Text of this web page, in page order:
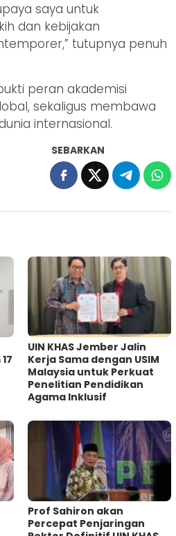
saya untuk
dan kebijakan
tutupnya penuh
peran akademisi
sekaligus membawa
internasional.
SEBARKAN
UIN KHAS Jember Jalin
Kerja Sama dengan USIM
Malaysia untuk Perkuat
Penelitian Pendidikan
Agama Inklusif
Prof Sahiron akan
Percepat Penjaringan